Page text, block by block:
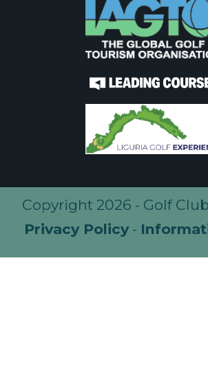
Copyright 2026 - Golf
Privacy Policy-